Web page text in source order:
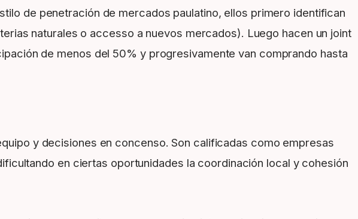
de penetración de mercados paulatino, ellos primero identifican
naturales o accesso a nuevos mercados). Luego hacen un joint
de menos del 50% y progresivamente van comprando hasta
y decisiones en concenso. Son calificadas como empresas
en ciertas oportunidades la coordinación local y cohesión